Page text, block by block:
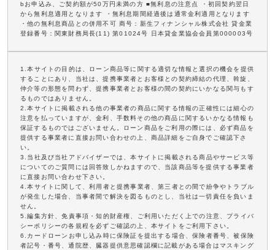
bお申込み、ご契約額が50万円未満の方 ■無利息の注意点 ・初回契約翌日
から無利息適用となります ・無利息期間経過後は通常金利適用となります
・他の無利息商品との併用不可 商号：新生フィナンシャル株式会社 貸金業
登録番号：関東財務局長(11) 第01024号 日本貸金業協会会員第000003号
1.本サイトの目的は、ローン商品等に関する適切な情報と選択の機会を提供
することにあり、当社は、提携事業者とお客様との契約締結の代理、斡旋、
仲介等の形態を問わず、提携事業者とお客様の間の契約にいかなる関与もす
るものではありません。
2.本サイトに掲載される他の事業者の商品に関する情報の正確性には細心の
注意を払っていますが、金利、手数料その他の商品に関するいかなる情報も
保証するものではございません。ローン商品をご利用の際には、必ず商品を
提供する事業者に直接お問い合わせの上、商品詳細をご自身でご確認下さ
い。
3.当社及び当社アドバイザーでは、本サイトに掲載される商品やサービス等
についてのご質問には回答致しかねますので、当該商品等を提供する事業者
に直接お問い合わせ下さい。
4.本サイトに関して、利用者と提携事業者、第三者との間で紛争やトラブル
が発生した場合、当事者間で解決を図るものとし、当社は一切責任を負いま
せん。
5.編集方針、免責事項・知的財産権、ご利用いただく上での注意、プライバ
シーポリシーの各規程を必ずご確認の上、本サイトをご利用下さい。
6.カードローンお申し込み時に保険証を提出する場合、保険者番号、被保険
者記号・番号、通院歴、臓器提供意思確認欄に記載がある場合はマスキング